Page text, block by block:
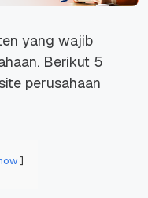
yang wajib
Berikut 5
perusahaan